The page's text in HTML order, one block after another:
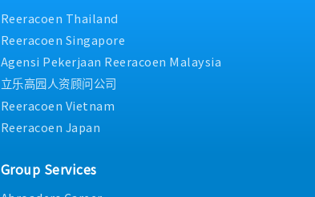
Reeracoen Thailand
Reeracoen Singapore
Agensi Pekerjaan Reeracoen Malaysia
立乐高园人资顾问公司
Reeracoen Vietnam
Reeracoen Japan
Group Services